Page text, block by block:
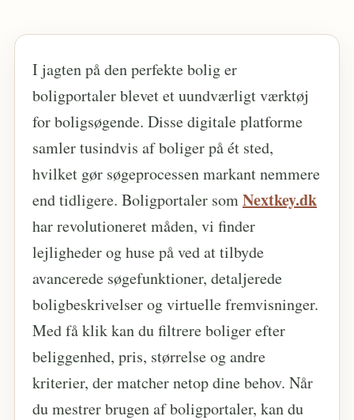
I jagten på den perfekte bolig er
boligportaler blevet et uundværligt værktøj
for boligsøgende. Disse digitale platforme
samler tusindvis af boliger på ét sted,
hvilket gør søgeprocessen markant nemmere
end tidligere. Boligportaler somNextkey.dk
har revolutioneret måden, vi finder
lejligheder og huse på ved at tilbyde
avancerede søgefunktioner, detaljerede
boligbeskrivelser og virtuelle fremvisninger.
Med få klik kan du filtrere boliger efter
beliggenhed, pris, størrelse og andre
kriterier, der matcher netop dine behov. Når
du mestrer brugen af boligportaler, kan du